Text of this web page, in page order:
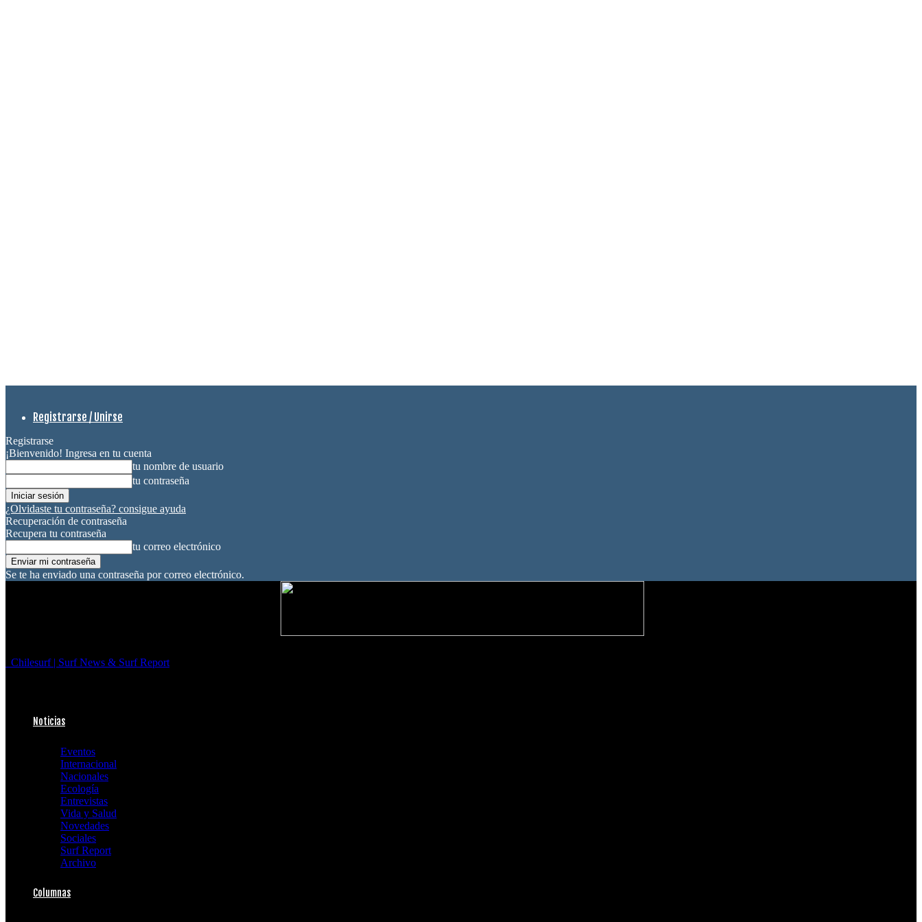
Registrarse / Unirse
Registrarse
¡Bienvenido! Ingresa en tu cuenta
tu nombre de usuario
tu contraseña
¿Olvidaste tu contraseña? consigue ayuda
Recuperación de contraseña
Recupera tu contraseña
tu correo electrónico
Se te ha enviado una contraseña por correo electrónico.
Chilesurf | Surf News & Surf Report
Noticias
Eventos
Internacional
Nacionales
Ecología
Entrevistas
Vida y Salud
Novedades
Sociales
Surf Report
Archivo
Columnas